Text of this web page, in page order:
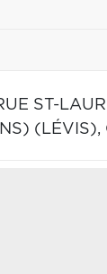
ST-
(LÉVIS),